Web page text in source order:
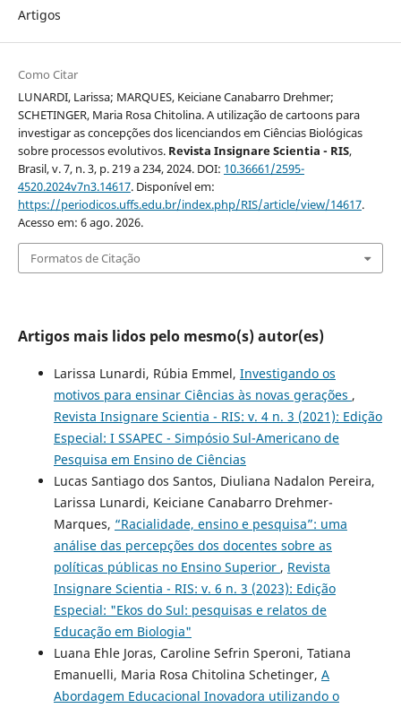
Artigos
Como Citar
LUNARDI, Larissa; MARQUES, Keiciane Canabarro Drehmer;
SCHETINGER, Maria Rosa Chitolina. A utilização de cartoons para
investigar as concepções dos licenciandos em Ciências Biológicas
sobre processos evolutivos. Revista Insignare Scientia - RIS,
Brasil, v. 7, n. 3, p. 219 a 234, 2024. DOI: 10.36661/2595-
4520.2024v7n3.14617. Disponível em:
https://periodicos.uffs.edu.br/index.php/RIS/article/view/14617.
Acesso em: 6 ago. 2026.
Formatos de Citação
Artigos mais lidos pelo mesmo(s) autor(es)
Larissa Lunardi, Rúbia Emmel, Investigando os
motivos para ensinar Ciências às novas gerações ,
Revista Insignare Scientia - RIS: v. 4 n. 3 (2021): Edição
Especial: I SSAPEC - Simpósio Sul-Americano de
Pesquisa em Ensino de Ciências
Lucas Santiago dos Santos, Diuliana Nadalon Pereira,
Larissa Lunardi, Keiciane Canabarro Drehmer-
Marques, “Racialidade, ensino e pesquisa”: uma
análise das percepções dos docentes sobre as
políticas públicas no Ensino Superior , Revista
Insignare Scientia - RIS: v. 6 n. 3 (2023): Edição
Especial: "Ekos do Sul: pesquisas e relatos de
Educação em Biologia"
Luana Ehle Joras, Caroline Sefrin Speroni, Tatiana
Emanuelli, Maria Rosa Chitolina Schetinger, A
Abordagem Educacional Inovadora utilizando o